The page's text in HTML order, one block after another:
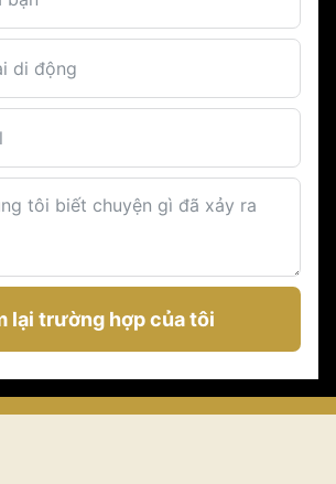
lại trường hợp của tôi